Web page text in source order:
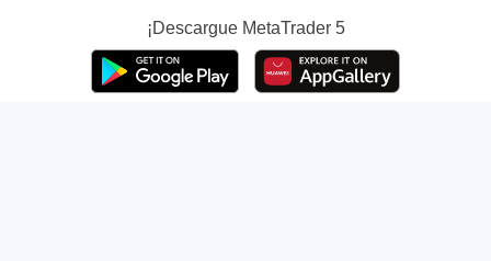
¡Descargue MetaTrader 5